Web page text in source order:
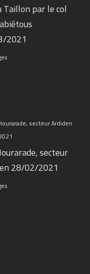
Taillon par le col
2021
secteur
28/02/2021